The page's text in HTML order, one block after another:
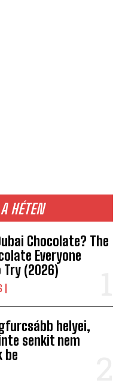
HÉTEN
Chocolate? The
Everyone
(2026)
helyei,
senkit nem
be